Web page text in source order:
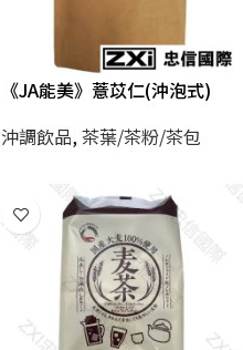
《JA能美》薏苡仁(沖泡式)
沖調飲品,茶葉/茶粉/茶包